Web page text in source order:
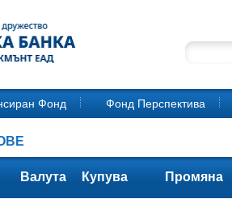
Фонд Фонд Перспектива
Валута Купува Промяна